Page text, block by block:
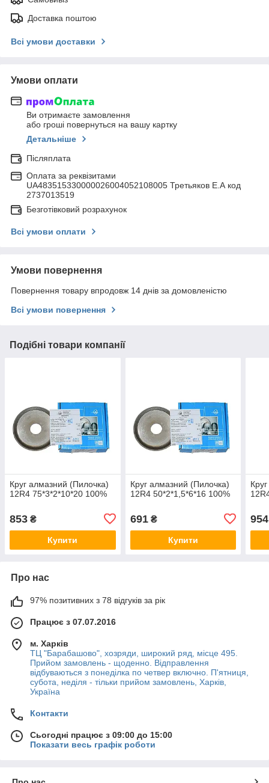
Доставка поштою
Всі умови доставки
Умови оплати
Ви отримаєте замовлення
або гроші повернуться на вашу картку
Детальніше
Післяплата
Оплата за реквізитами
UA483515330000026004052108005 Третьяков Е.А код
2737013519
Безготівковий розрахунок
Всі умови оплати
Умови повернення
Повернення товару впродовж 14 днів за домовленістю
Всі умови повернення
Подібні товари компанії
Круг алмазний (Пилочка)
12R4 75*3*2*10*20 100%
853 ₴
Купити
Круг алмазний (Пилочка)
12R4 50*2*1,5*6*16 100%
691₴
Купити
954
Про нас
97% позитивних з 78 відгуків за рік
Працює з 07.07.2016
м. Харків
ТЦ "Барабашово", хозряди, широкий ряд, місце 495.
Прийом замовлень - щоденно. Відправлення
відбуваються з понеділка по четвер включно. П'ятниця,
субота, неділя - тільки прийом замовлень, Харків,
Україна
Контакти
Сьогодні працює з 09:00 до 15:00
Показати весь графік роботи